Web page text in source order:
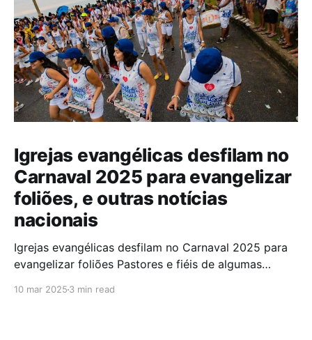
Igrejas evangélicas desfilam no
Carnaval 2025 para evangelizar
foliões, e outras notícias
nacionais
Igrejas evangélicas desfilam no Carnaval 2025 para
evangelizar foliões Pastores e fiéis de algumas
10 mar 2025 3 min read